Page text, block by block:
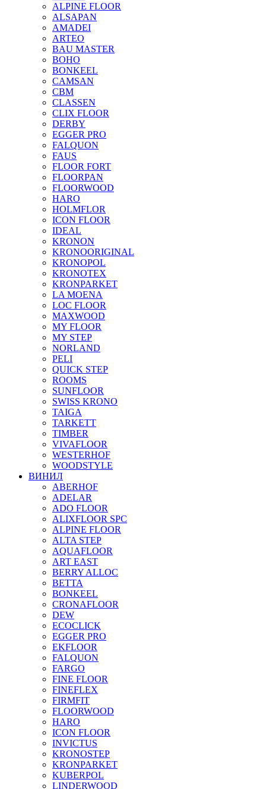
ALPINE FLOOR
ALSAPAN
AMADEI
ARTEO
BAU MASTER
BOHO
BONKEEL
CAMSAN
CBM
CLASSEN
CLIX FLOOR
DERBY
EGGER PRO
FALQUON
FAUS
FLOOR FORT
FLOORPAN
FLOORWOOD
HARO
HOLMFLOR
ICON FLOOR
IDEAL
KRONON
KRONOORIGINAL
KRONOPOL
KRONOTEX
KRONPARKET
LA MOENA
LOC FLOOR
MAXWOOD
MY FLOOR
MY STEP
NORLAND
PELI
QUICK STEP
ROOMS
SUNFLOOR
SWISS KRONO
TAIGA
TARKETT
TIMBER
VIVAFLOOR
WESTERHOF
WOODSTYLE
ВИНИЛ
ABERHOF
ADELAR
ADO FLOOR
ALIXFLOOR SPC
ALPINE FLOOR
ALTA STEP
AQUAFLOOR
ART EAST
BERRY ALLOC
BETTA
BONKEEL
CRONAFLOOR
DEW
ECOCLICK
EGGER PRO
EKFLOOR
FALQUON
FARGO
FINE FLOOR
FINEFLEX
FIRMFIT
FLOORWOOD
HARO
ICON FLOOR
INVICTUS
KRONOSTEP
KRONPARKET
KUBERPOL
LINDERWOOD